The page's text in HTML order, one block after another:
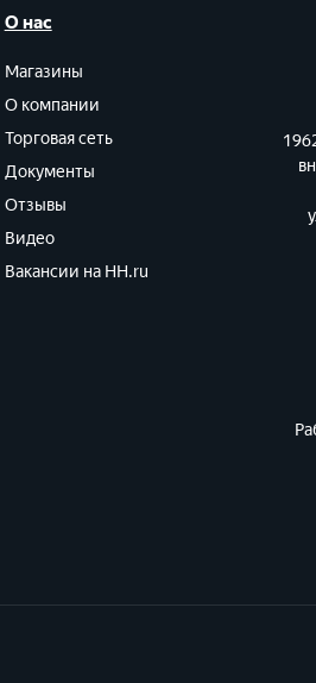
О нас
Магазины
О компании
Торговая сеть
Документы
Отзывы
Видео
Вакансии на HH.ru